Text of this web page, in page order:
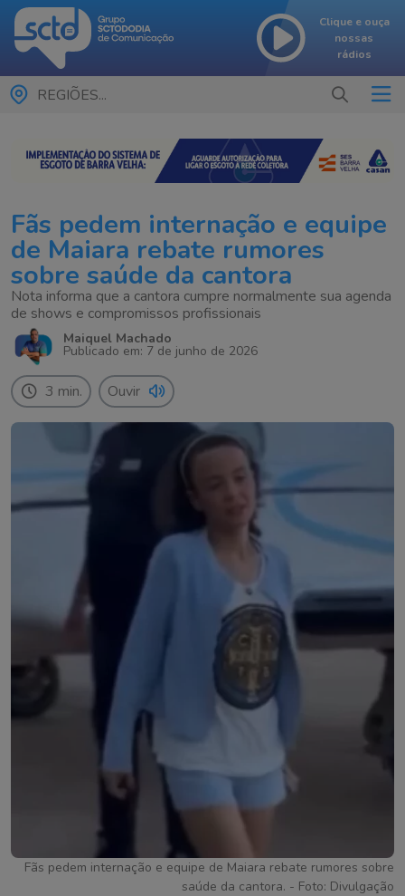
Clique e ouça
nossas
rádios
REGIÕES...
Fãs pedem internação e equipe
de Maiara rebate rumores
sobre saúde da cantora
Nota informa que a cantora cumpre normalmente sua agenda
de shows e compromissos profissionais
Maiquel Machado
Publicado em: 7 de junho de 2026
3 min. Ouvir
Fãs pedem internação e equipe de Maiara rebate rumores sobre
saúde da cantora. - Foto: Divulgação